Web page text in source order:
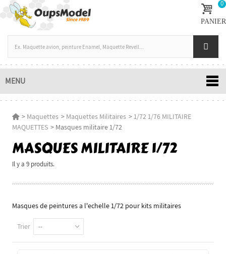
0
PANIER
MENU
> Maquettes > Maquettes Militaires >1/72 1/76 MILITAIRE
MAQUETTES > Masques militaire 1/72
MASQUES MILITAIRE 1/72
Il y a 9 produits.
Masques de peintures a l'echelle 1/72 pour kits militaires
Trier --